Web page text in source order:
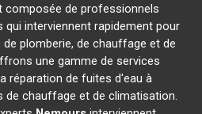
de professionnels
interviennent rapidement pour
plomberie, de chauffage et de
une gamme de services
réparation de fuites d'eau à
de chauffage et de climatisation.